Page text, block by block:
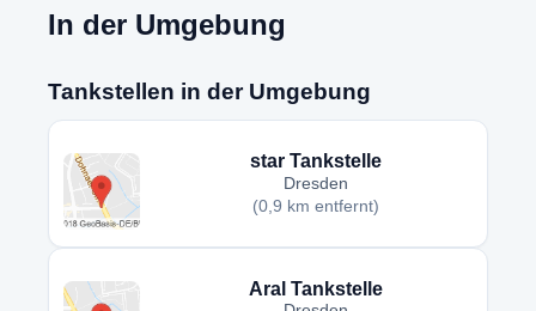
In der Umgebung
Tankstellen in der Umgebung
star Tankstelle
Dresden
(0,9 km entfernt)
Aral Tankstelle